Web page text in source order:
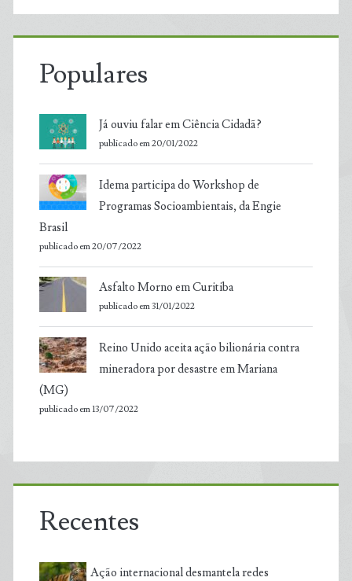
Populares
Já ouviu falar em Ciência Cidadã?
publicado em 20/01/2022
Idema participa do Workshop de
Programas Socioambientais, da Engie
Brasil
publicado em 20/07/2022
Asfalto Morno em Curitiba
publicado em 31/01/2022
Reino Unido aceita ação bilionária contra
mineradora por desastre em Mariana
(MG)
publicado em 13/07/2022
Recentes
Ação internacional desmantela redes